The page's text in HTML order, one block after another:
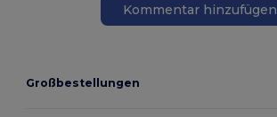
Kommentar hinzufügen
Großbestellungen